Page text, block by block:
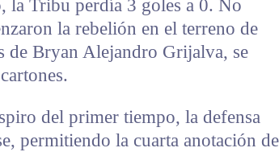
la Tribu perdía 3 goles a 0. No
la rebelión en el terreno de
de Bryan Alejandro Grijalva, se
del primer tiempo, la defensa
permitiendo la cuarta anotación de